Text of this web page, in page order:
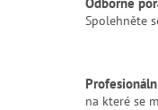
Spolehněte
na které se